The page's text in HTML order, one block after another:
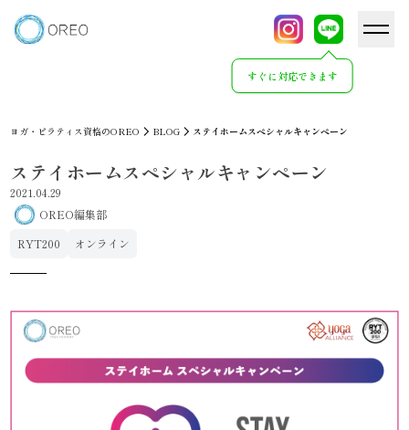
すぐに対応できます
ヨガ・ピラティス資格のOREO BLOG ステイホームスペシャルキャンペーン
ステイホームスペシャルキャンペーン
2021.04.29
OREO編集部
RYT200
オンライン